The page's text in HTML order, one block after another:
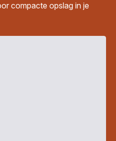
compacte opslag in je